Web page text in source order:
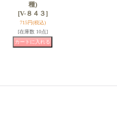
種)
[V-８４３]
715円(税込)
[在庫数 10点]